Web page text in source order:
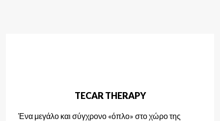
TECAR THERAPY
Ένα μεγάλο και σύγχρονο «όπλο» στο χώρο της